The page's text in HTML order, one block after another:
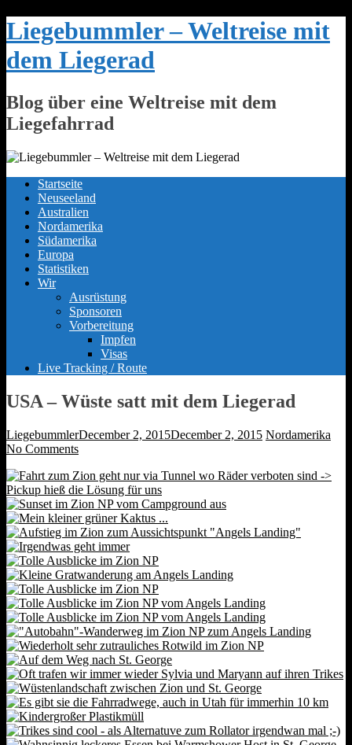
Skip
to
content
Liegebummler – Weltreise mit
dem Liegerad
Blog über eine Weltreise mit dem
Liegefahrrad
Startseite
Neuseeland
Australien
Nordamerika
Südamerika
Europa
Statistiken
Wir
Ausrüstung
Sponsoren
Vorbereitung
Impfen
Visas
Live Tracking / Route
USA – Wüste satt mit dem Liegerad
LiegebummlerDecember 2, 2015December 2, 2015 Nordamerika
No Comments